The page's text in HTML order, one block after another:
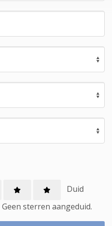
Duid
Geen sterren aangeduid.